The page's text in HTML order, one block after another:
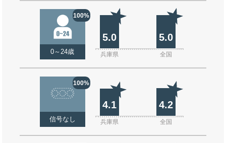
100%
0～24歳
5.0 5.0
兵庫県 全国
100%
信号なし
4.1 4.2
兵庫県 全国